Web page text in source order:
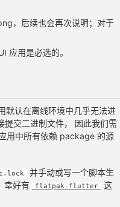
，后续也会再次说明；对于
应用是必选的。
默认在离线环境中几乎无法进
交二进制文件， 因此我们需
用中所有依赖 package 的源
并手动或写一个脚本生
幸好有
flatpak-flutter
这